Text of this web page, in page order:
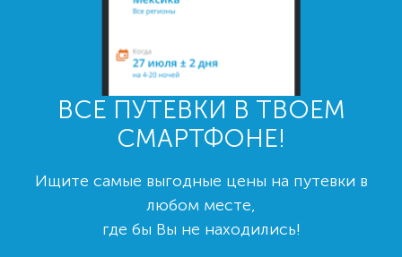
ВСЕ ПУТЕВКИ В ТВОЕМ
СМАРТФОНЕ!
Ищите самые выгодные цены на путевки в
любом месте,
где бы Вы не находились!